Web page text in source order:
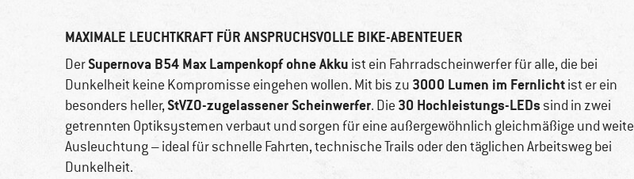
MAXIMALE LEUCHTKRAFT FÜR ANSPRUCHSVOLLE BIKE-ABENTEUER
DerSupernova B54 Max Lampenkopf ohne Akku ist ein Fahrradscheinwerfer für alle, die bei
Dunkelheit keine Kompromisse eingehen wollen. Mit bis zu 3000 Lumen im Fernlichtist er ein
besonders heller,StVZO-zugelassener Scheinwerfer. Die 30 Hochleistungs-LEDs sind in zwei
getrennten Optiksystemen verbaut und sorgen für eine außergewöhnlich gleichmäßige und weite
Ausleuchtung – ideal für schnelle Fahrten, technische Trails oder den täglichen Arbeitsweg bei
Dunkelheit.